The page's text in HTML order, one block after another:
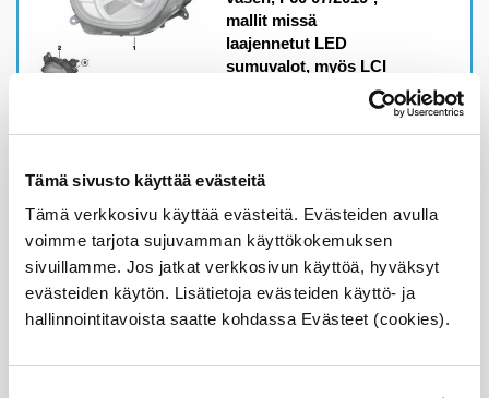
Tämä sivusto käyttää evästeitä
Tämä verkkosivu käyttää evästeitä. Evästeiden avulla
voimme tarjota sujuvamman käyttökokemuksen
sivuillamme. Jos jatkat verkkosivun käyttöä, hyväksyt
evästeiden käytön. Lisätietoja evästeiden käyttö- ja
hallinnointitavoista saatte kohdassa Evästeet (cookies).
mallit missä
laajennetut LED
sumuvalot, myös LCI
MINI F60 07/2019-,
sumuvalotMINI F60 LCI,
Alkuperäinen MINI,
BMW osa
Varastossa,
toimitusaika 1-3pv